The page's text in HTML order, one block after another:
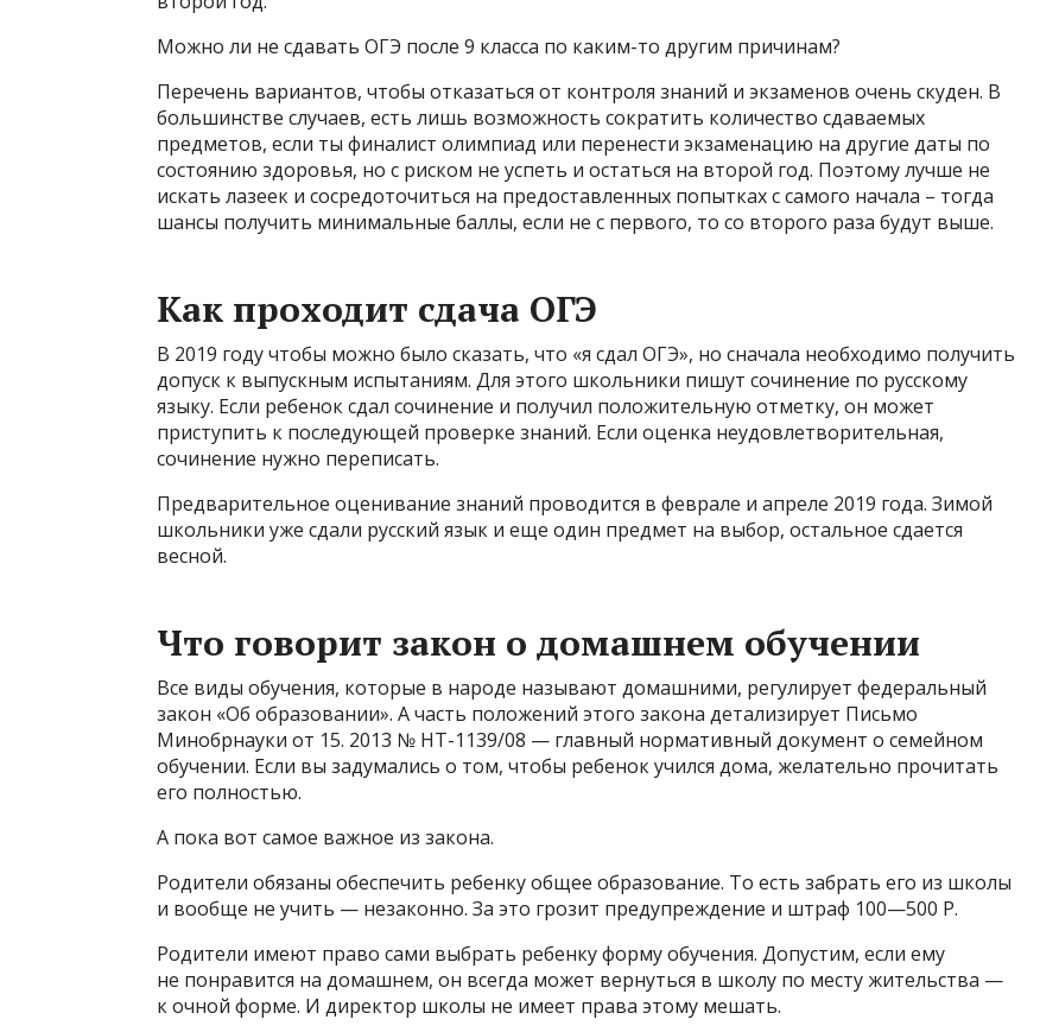
Можно ли не сдавать ОГЭ после 9 класса по каким-то другим причинам?
Перечень вариантов, чтобы отказаться от контроля знаний и экзаменов очень скуден. В
большинстве случаев, есть лишь возможность сократить количество сдаваемых
предметов, если ты финалист олимпиад или перенести экзаменацию на другие даты по
состоянию здоровья, но с риском не успеть и остаться на второй год. Поэтому лучше не
искать лазеек и сосредоточиться на предоставленных попытках с самого начала – тогда
шансы получить минимальные баллы, если не с первого, то со второго раза будут выше.
Как проходит сдача ОГЭ
В 2019 году чтобы можно было сказать, что «я сдал ОГЭ», но сначала необходимо получить
допуск к выпускным испытаниям. Для этого школьники пишут сочинение по русскому
языку. Если ребенок сдал сочинение и получил положительную отметку, он может
приступить к последующей проверке знаний. Если оценка неудовлетворительная,
сочинение нужно переписать.
Предварительное оценивание знаний проводится в феврале и апреле 2019 года. Зимой
школьники уже сдали русский язык и еще один предмет на выбор, остальное сдается
весной.
Что говорит закон о домашнем обучении
Все виды обучения, которые в народе называют домашними, регулирует федеральный
закон «Об образовании»‎. А часть положений этого закона детализирует Письмо
Минобрнауки от 15. 2013 № НТ-1139/08 — главный нормативный документ о семейном
обучении. Если вы задумались о том, чтобы ребенок учился дома, желательно прочитать
его полностью.
А пока вот самое важное из закона.
Родители обязаны обеспечить ребенку общее образование. То есть забрать его из школы
и вообще не учить — незаконно. За это грозит предупреждение и штраф 100—500 Р.
Родители имеют право сами выбрать ребенку форму обучения. Допустим, если ему
не понравится на домашнем, он всегда может вернуться в школу по месту жительства —
к очной форме. И директор школы не имеет права этому мешать.